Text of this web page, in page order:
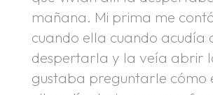
mañana. Mi prima me
cuando ella cuando acudía
despertarla y la veía abrir
gustaba preguntarle cómo